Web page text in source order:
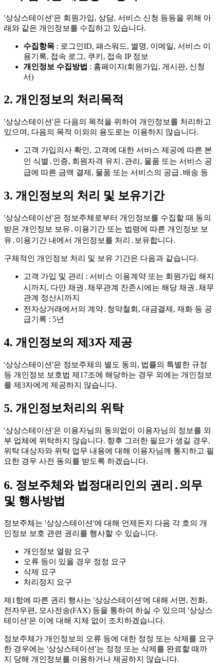
'상상스테이션'은 회원가입, 상담, 서비스 신청 등등을 위해 아
래와 같은 개인정보를 수집하고 있습니다.
수집항목 : 로그인ID, 패스워드, 별명, 이메일, 서비스 이
용기록, 접속 로그, 쿠키, 접속 IP 정보
개인정보 수집방법 : 홈페이지(회원가입, 게시판, 신청
서)
2. 개인정보의 처리목적
'상상스테이션'은 다음의 목적을 위하여 개인정보를 처리하고
있으며, 다음의 목적 이외의 용도로는 이용하지 않습니다.
고객 가입의사 확인, 고객에 대한 서비스 제공에 따른 본
인 식별․인증, 회원자격 유지․관리, 물품 또는 서비스 공
급에 따른 금액 결제, 물품 또는 서비스의 공급․배송 등
3. 개인정보의 처리 및 보유기간
'상상스테이션'은 정보주체로부터 개인정보를 수집할 때 동의
받은 개인정보 보유․이용기간 또는 법령에 따른 개인정보 보
유․이용기간 내에서 개인정보를 처리․보유합니다.
구체적인 개인정보 처리 및 보유 기간은 다음과 같습니다.
고객 가입 및 관리 : 서비스 이용계약 또는 회원가입 해지
시까지, 다만 채권․채무관계 잔존시에는 해당 채권․채무
관계 정산시까지
전자상거래에서의 계약․청약철회, 대금결제, 재화 등 공
급기록 : 5년
4. 개인정보의 제3자 제공
'상상스테이션'은 정보주체의 별도 동의, 법률의 특별한 규정
등 개인정보 보호법 제17조에 해당하는 경우 외에는 개인정보
를 제3자에게 제공하지 않습니다.
5. 개인정보처리의 위탁
'상상스테이션'은 이용자님의 동의없이 이용자님의 정보를 외
부 업체에 위탁하지 않습니다. 향후 그러한 필요가 생길 경우,
위탁 대상자와 위탁 업무 내용에 대해 이용자님께 통지하고 필
요한 경우 사전 동의를 받도록 하겠습니다.
6. 정보주체와 법정대리인의 권리․의무
및 행사방법
정보주체는 '상상스테이션'에 대해 언제든지 다음 각 호의 개
인정보 보호 관련 권리를 행사할 수 있습니다.
개인정보 열람 요구
오류 등이 있을 경우 정정 요구
삭제 요구
처리정지 요구
제1항에 따른 권리 행사는 '상상스테이션'에 대해 서면, 전화,
전자우편, 모사전송(FAX) 등을 통하여 하실 수 있으며 '상상스
테이션'은 이에 대해 지체 없이 조치하겠습니다.
정보주체가 개인정보의 오류 등에 대한 정정 또는 삭제를 요구
한 경우에는 '상상스테이션'는 정정 또는 삭제를 완료할 때까
지 당해 개인정보를 이용하거나 제공하지 않습니다.